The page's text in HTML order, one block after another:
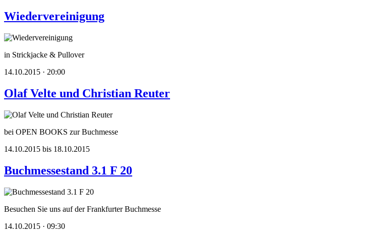
Wiedervereinigung
in Strickjacke & Pullover
14.10.2015 · 20:00
Olaf Velte und Christian Reuter
bei OPEN BOOKS zur Buchmesse
14.10.2015 bis 18.10.2015
Buchmessestand 3.1 F 20
Besuchen Sie uns auf der Frankfurter Buchmesse
14.10.2015 · 09:30